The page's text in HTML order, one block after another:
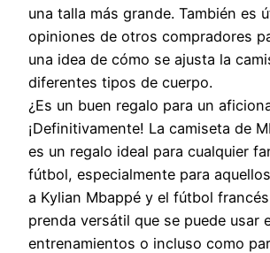
una talla más grande. También es
opiniones de otros compradores
una idea de cómo se ajusta la
diferentes tipos de cuerpo.
¿Es un buen regalo para un
¡Definitivamente! La camiseta de
es un regalo ideal para cualquier
fútbol, especialmente para
a Kylian Mbappé y el fútbol
prenda versátil que se puede usar
entrenamientos o incluso como